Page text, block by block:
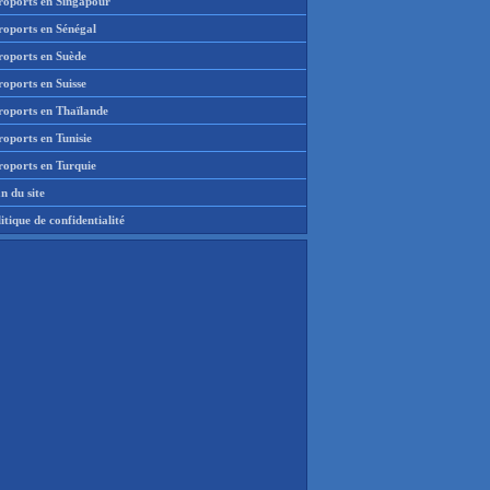
en Sénégal
en Suède
en Suisse
en Thaïlande
en Tunisie
en Turquie
du site
de confidentialité